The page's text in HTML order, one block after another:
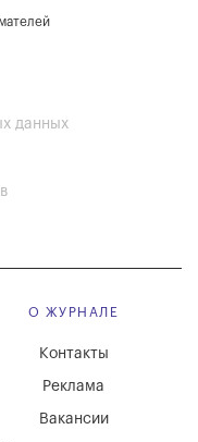
данных
О ЖУРНАЛЕ
Вакансии
Реклама
Контакты